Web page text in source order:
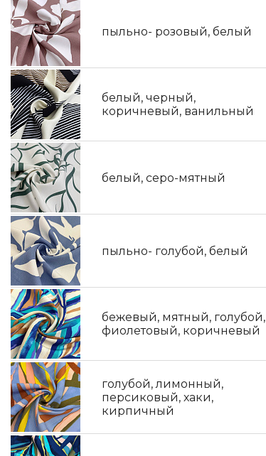
пыльно- розовый, белый
белый, черный,
коричневый, ванильный
белый, серо-мятный
пыльно- голубой, белый
бежевый, мятный, голубой,
фиолетовый, коричневый
голубой, лимонный,
персиковый, хаки,
кирпичный